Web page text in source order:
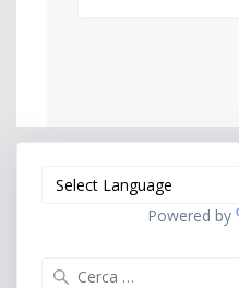
Powered by